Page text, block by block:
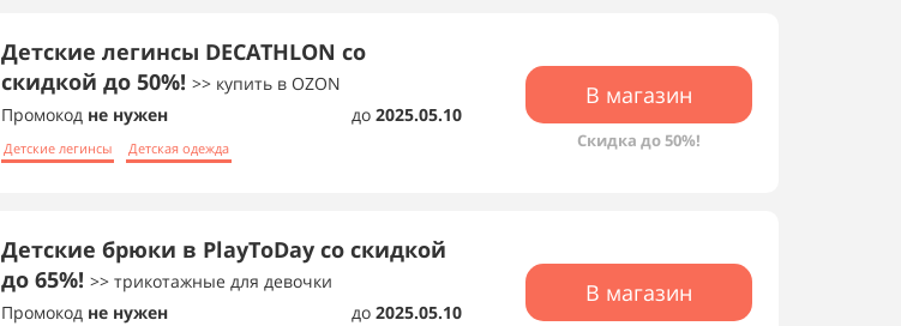
Детские легинсы DECATHLON со
скидкой до 50%! >> купить в OZON
Промокод не нужен до 2025.05.10
Детские легинсы Детская одежда
В магазин
Скидка до 50%!
Детские брюки в PlayToDay со скидкой
до 65%! >> трикотажные для девочки
Промокод не нужен до 2025.05.10
В магазин